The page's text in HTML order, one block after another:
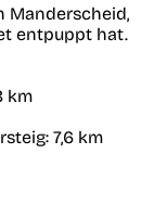
Manderscheid,
entpuppt hat.
km
7,6 km